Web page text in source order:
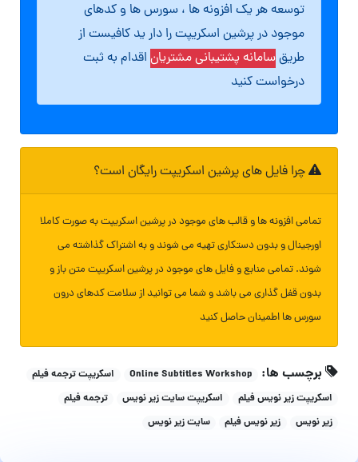
توسعه هر یک افزونه ها ، سورس ها و کدهای
موجود در پرشین اسکریپت را دار ید کافیست از
طریقسامانه پشتیبانی مشتریان اقدام به ثبت
درخواست کنید
چرا فایل های پرشین اسکریپت رایگان است؟
تمامی افزونه ها و قالب های موجود در پرشین اسکریپت به صورت کاملا
اورجینال و بدون دستکاری تهیه می شوند و به اشتراک گذاشته می
شوند. تمامی منابع و فایل های موجود در پرشین اسکریپت متن باز و
بدون قفل گذاری می باشد و شما می توانید از سلامت کدهای درون
سورس ها اطمینان حاصل کنید
برچسب ها: Online Subtitles Workshop
اسکریپت ترجمه فیلم
اسکریپت زیر نویس فیلم
اسکریپت سایت زیر نویس
ترجمه فیلم
زیر نویس
زیر نویس فیلم سایت زیر نویس